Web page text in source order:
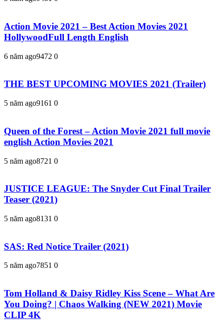
Action Movie 2021 – Best Action Movies 2021
HollywoodFull Length English
6 năm ago9472 0
THE BEST UPCOMING MOVIES 2021 (Trailer)
5 năm ago9161 0
Queen of the Forest – Action Movie 2021 full movie
english Action Movies 2021
5 năm ago8721 0
JUSTICE LEAGUE: The Snyder Cut Final Trailer
Teaser (2021)
5 năm ago8131 0
SAS: Red Notice Trailer (2021)
5 năm ago7851 0
Tom Holland & Daisy Ridley Kiss Scene – What Are
You Doing? | Chaos Walking (NEW 2021) Movie
CLIP 4K